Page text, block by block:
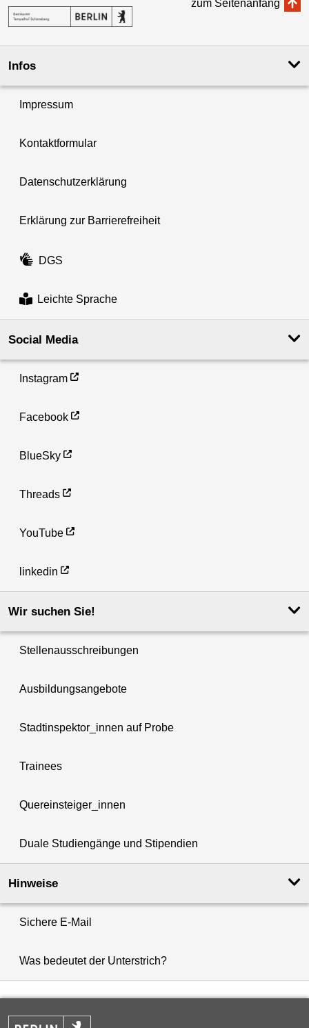
zum Seitenanfang
Infos
Impressum
Kontaktformular
Datenschutzerklärung
Erklärung zur Barrierefreiheit
DGS
Leichte Sprache
Social Media
Instagram
Facebook
BlueSky
Threads
YouTube
linkedin
Wir suchen Sie!
Stellenausschreibungen
Ausbildungsangebote
Stadtinspektor_innen auf Probe
Trainees
Quereinsteiger_innen
Duale Studiengänge und Stipendien
Hinweise
Sichere E-Mail
Was bedeutet der Unterstrich?